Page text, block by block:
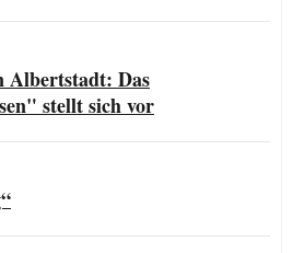
Albertstadt: Das
stellt sich vor